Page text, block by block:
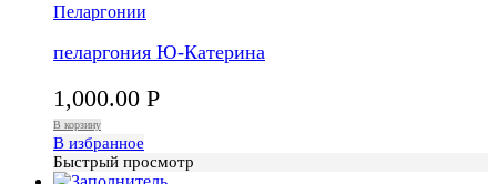
Пеларгонии
пеларгония Ю-Катерина
1,000.00 Р
В корзину
В избранное
Быстрый просмотр